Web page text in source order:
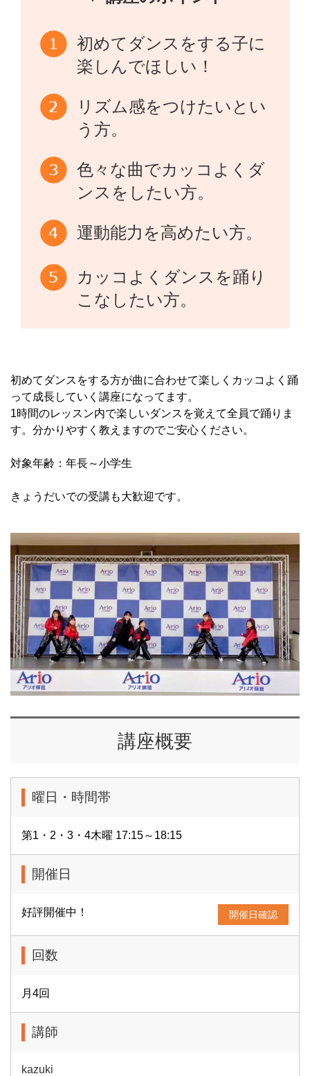
初めてダンスをする子に
楽しんでほしい！
リズム感をつけたいとい
う方。
色々な曲でカッコよくダ
ンスをしたい方。
運動能力を高めたい方。
カッコよくダンスを踊り
こなしたい方。
初めてダンスをする方が曲に合わせて楽しくカッコよく踊
って成長していく講座になってます。
1時間のレッスン内で楽しいダンスを覚えて全員で踊りま
す。分かりやすく教えますのでご安心ください。
対象年齢：年長～小学生
きょうだいでの受講も大歓迎です。
講座概要
曜日・時間帯
第1・2・3・4木曜 17:15～18:15
開催日
好評開催中！ 開催日確認
回数
月4回
講師
kazuki